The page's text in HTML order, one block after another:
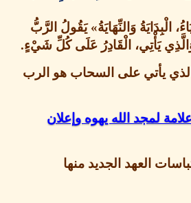
وَالنِّهَايَةُ»يَقُولُ الرَّبُّ
الْقَادِرُ عَلَى كُلِّ شَيْءٍ.
على السحاب هو الرب
الله يهوه وإعلان
الجديد منها